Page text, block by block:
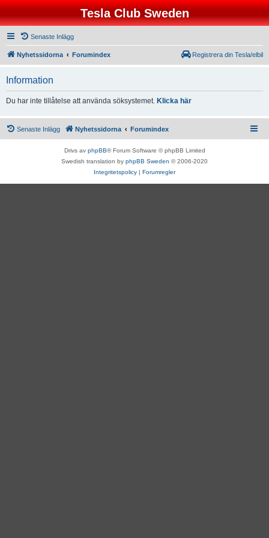
Tesla Club Sweden
Senaste Inlägg
Nyhetssidorna Forumindex Registrera din Tesla/elbil
Information
Du har inte tillåtelse att använda söksystemet. Klicka här
Senaste Inlägg Nyhetssidorna Forumindex
Drivs av phpBB® Forum Software © phpBB Limited
Swedish translation by phpBB Sweden © 2006-2020
Integritetspolicy | Forumregler